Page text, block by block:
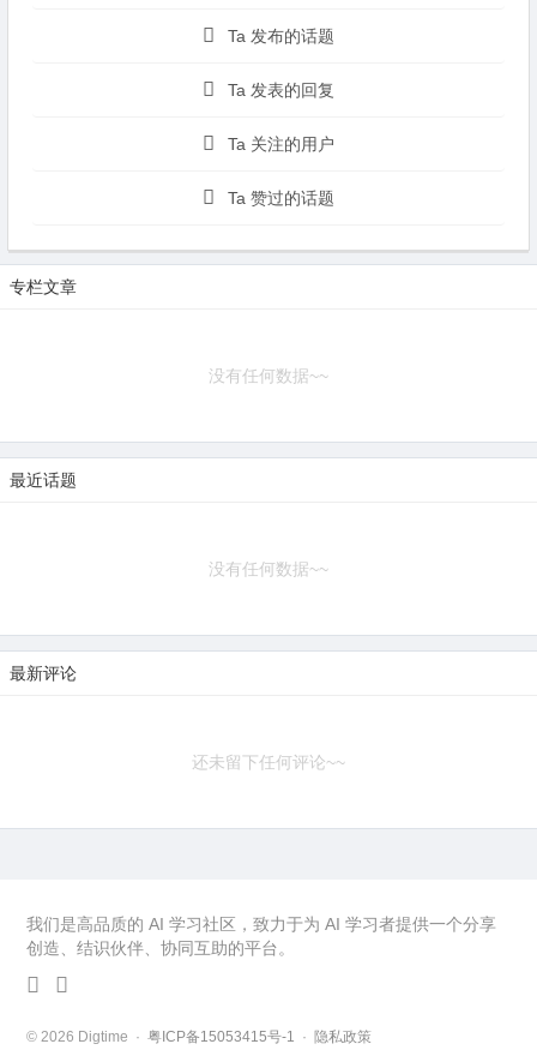
Ta 发布的话题
Ta 发表的回复
Ta 关注的用户
Ta 赞过的话题
专栏文章
没有任何数据~~
最近话题
没有任何数据~~
最新评论
还未留下任何评论~~
我们是高品质的 AI 学习社区，致力于为 AI 学习者提供一个分享
创造、结识伙伴、协同互助的平台。
© 2026 Digtime · 粤ICP备15053415号-1 · 隐私政策